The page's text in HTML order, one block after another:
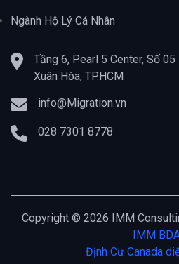
Ngành Hộ Lý Cá Nhân
Tầng 6, Pearl 5 Center, Số
Xuân Hòa, TP.HCM
info@Migration.vn
028 7301 8778
Copyright © 2026 IMM
IMM
Định Cư Canada